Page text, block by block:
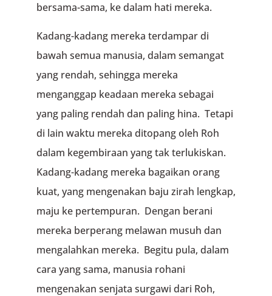
bersama-sama, ke dalam hati mereka.
Kadang-kadang mereka terdampar di
bawah semua manusia, dalam semangat
yang rendah, sehingga mereka
menganggap keadaan mereka sebagai
yang paling rendah dan paling hina. Tetapi
di lain waktu mereka ditopang oleh Roh
dalam kegembiraan yang tak terlukiskan.
Kadang-kadang mereka bagaikan orang
kuat, yang mengenakan baju zirah lengkap,
maju ke pertempuran. Dengan berani
mereka berperang melawan musuh dan
mengalahkan mereka. Begitu pula, dalam
cara yang sama, manusia rohani
mengenakan senjata surgawi dari Roh,